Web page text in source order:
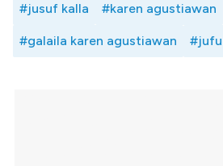
#jusuf kalla #karen agustiawan
#galaila karen agustiawan #jufu